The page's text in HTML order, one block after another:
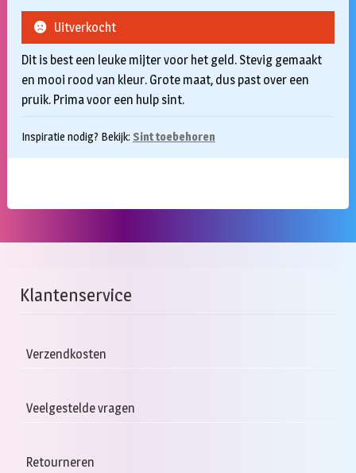
Dit is best een leuke mijter voor het geld. Stevig gemaakt
en mooi rood van kleur. Grote maat, dus past over een
pruik. Prima voor een hulp sint.
Inspiratie nodig? Bekijk: Sint toebehoren
Uitverkocht
Klantenservice
Verzendkosten
Veelgestelde vragen
Retourneren